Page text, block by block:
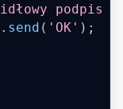
podpis
. send ( 'OK' ) ;